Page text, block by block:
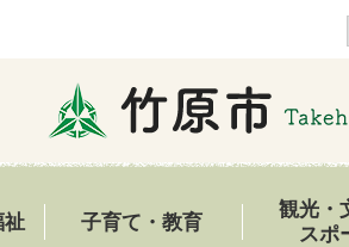
祉 子育て・教育
観光・
スポ